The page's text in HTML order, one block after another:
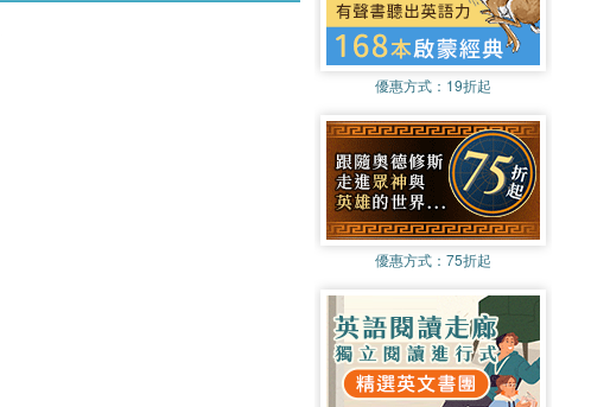
優惠方式： 19折起
優惠方式： 75折起